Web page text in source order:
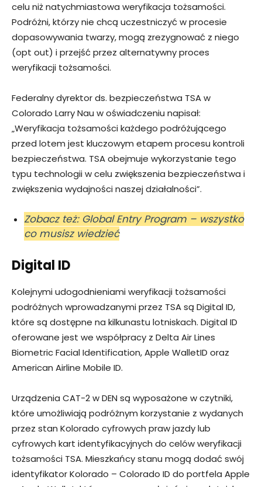
celu niż natychmiastowa weryfikacja tożsamości.
Podróżni, którzy nie chcą uczestniczyć w procesie
dopasowywania twarzy, mogą zrezygnować z niego
(opt out) i przejść przez alternatywny proces
weryfikacji tożsamości.
Federalny dyrektor ds. bezpieczeństwa TSA w
Colorado Larry Nau w oświadczeniu napisał:
„Weryfikacja tożsamości każdego podróżującego
przed lotem jest kluczowym etapem procesu kontroli
bezpieczeństwa. TSA obejmuje wykorzystanie tego
typu technologii w celu zwiększenia bezpieczeństwa i
zwiększenia wydajności naszej działalności”.
Zobacz też: Global Entry Program – wszystko
co musisz wiedzieć
Digital ID
Kolejnymi udogodnieniami weryfikacji tożsamości
podróżnych wprowadzanymi przez TSA są Digital ID,
które są dostępne na kilkunastu lotniskach. Digital ID
oferowane jest we współpracy z Delta Air Lines
Biometric Facial Identification, Apple WalletID oraz
American Airline Mobile ID.
Urządzenia CAT-2 w DEN są wyposażone w czytniki,
które umożliwiają podróżnym korzystanie z wydanych
przez stan Kolorado cyfrowych praw jazdy lub
cyfrowych kart identyfikacyjnych do celów weryfikacji
tożsamości TSA. Mieszkańcy stanu mogą dodać swój
identyfikator Kolorado – Colorado ID do portfela Apple